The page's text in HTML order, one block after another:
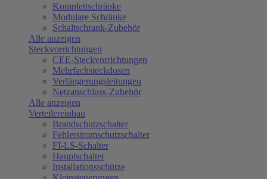
Komplettschränke
Modulare Schränke
Schaltschrank-Zubehör
Alle anzeigen
Steckvorrichtungen
CEE-Steckvorrichtungen
Mehrfachsteckdosen
Verlängerungsleitungen
Netzanschluss-Zubehör
Alle anzeigen
Verteilereinbau
Brandschutzschalter
Fehlerstromschutzschalter
FI-LS-Schalter
Hauptschalter
Installationsschütze